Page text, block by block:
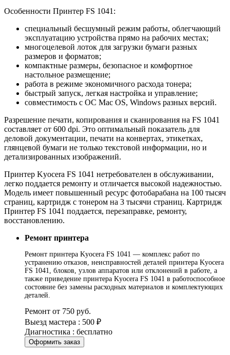
Особенности Принтер FS 1041:
специальный бесшумный режим работы, облегчающий
эксплуатацию устройства прямо на рабочих местах;
многоцелевой лоток для загрузки бумаги разных
размеров и форматов;
компактные размеры, безопасное и комфортное
настольное размещение;
работа в режиме экономичного расхода тонера;
быстрый запуск, легкая настройка и управление;
совместимость с ОС Mac OS, Windows разных версий.
Разрешение печати, копирования и сканирования на FS 1041
составляет от 600 dpi. Это оптимальный показатель для
деловой документации, печати на конвертах, этикетках,
глянцевой бумаги не только текстовой информации, но и
детализированных изображений.
Принтер Kyocera FS 1041 нетребователен в обслуживании,
легко поддается ремонту и отличается высокой надежностью.
Модель имеет повышенный ресурс фотобарабана на 100 тысяч
страниц, картридж с тонером на 3 тысячи страниц. Картридж
Принтер FS 1041 поддается, перезаправке, ремонту,
восстановлению.
Ремонт принтера
Ремонт принтера Kyocera FS 1041 — комплекс работ по
устранению отказов, неисправностей деталей принтера Kyocera
FS 1041, блоков, узлов аппаратов или отклонений в работе, а
также приведение принтера Kyocera FS 1041 в работоспособное
состояние без замены расходных материалов и комплектующих
деталей.
Ремонт от 750 руб.
Выезд мастера : 500 ₽
Диагностика : бесплатно
Оформить заказ